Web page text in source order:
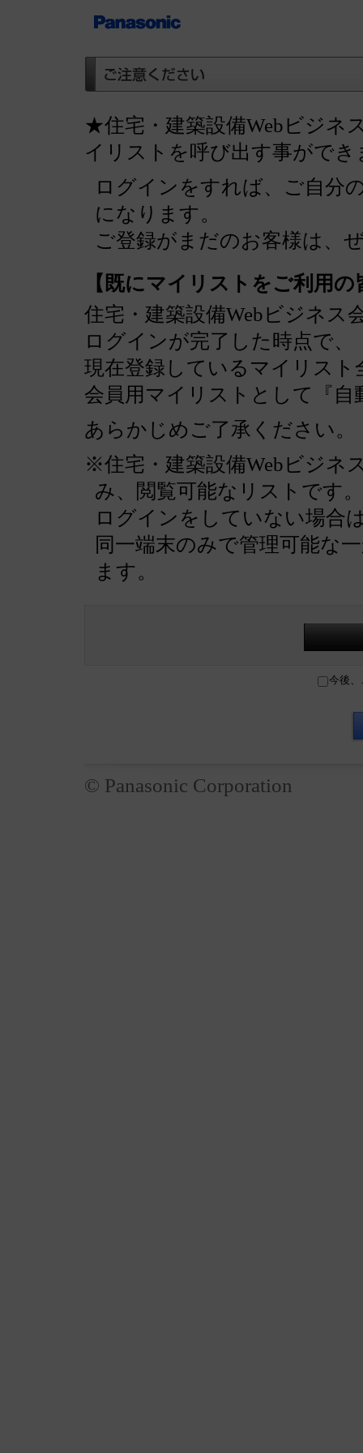
★住宅・建築設備Webビジネ
イリストを呼び出す事ができ
ログインをすれば、ご自分
になります。
ご登録がまだのお客様は、
【既にマイリストをご利用の
住宅・建築設備Webビジネス
ログインが完了した時点で、
現在登録しているマイリスト
会員用マイリストとして『
あらかじめご了承ください。
※住宅・建築設備Webビジネ
み、閲覧可能なリストです。
ログインをしていない場合
同一端末のみで管理可能な
ます。
今後、
© Panasonic Corporation